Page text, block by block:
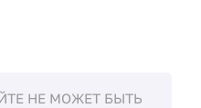
НЕ МОЖЕТ БЫТЬ